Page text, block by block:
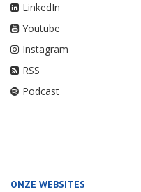
LinkedIn
Youtube
Instagram
RSS
Podcast
ONZE WEBSITES